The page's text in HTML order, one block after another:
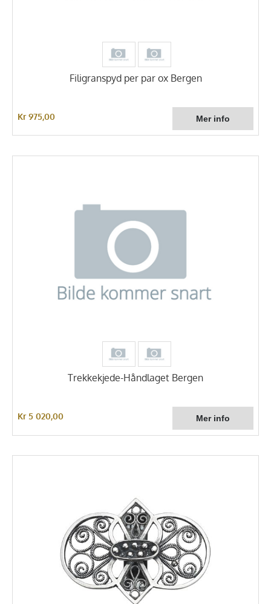
Filigranspyd per par ox Bergen
Kr 975,00
Trekkekjede-Håndlaget Bergen
Kr 5 020,00